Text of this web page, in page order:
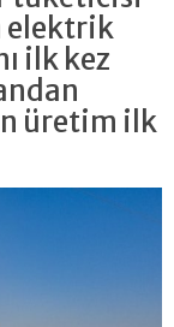
elektrik
ilk kez
üretim ilk